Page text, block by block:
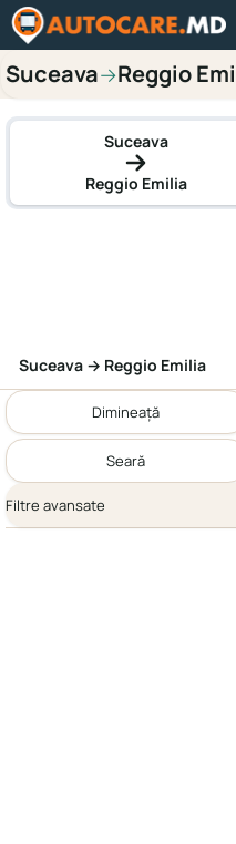
Suceava→Reggio
Suceava
Reggio Emilia
Suceava → Reggio Emilia
Dimineață
Seară
Filtre avansate